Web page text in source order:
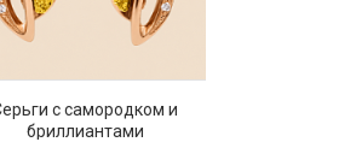
с самородком и
бриллиантами